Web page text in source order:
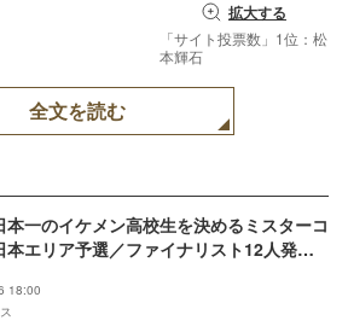
拡大する
「サイト投票数」1位：松
本輝石
全文を読む
本一のイケメン高校生を決めるミスターコ
本エリア予選／ファイナリスト12人発
18:00